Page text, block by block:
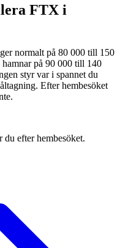
FTX i
normalt på 80 000 till 150
på 90 000 till 140
styr var i spannet du
Efter hembesöket
efter hembesöket.